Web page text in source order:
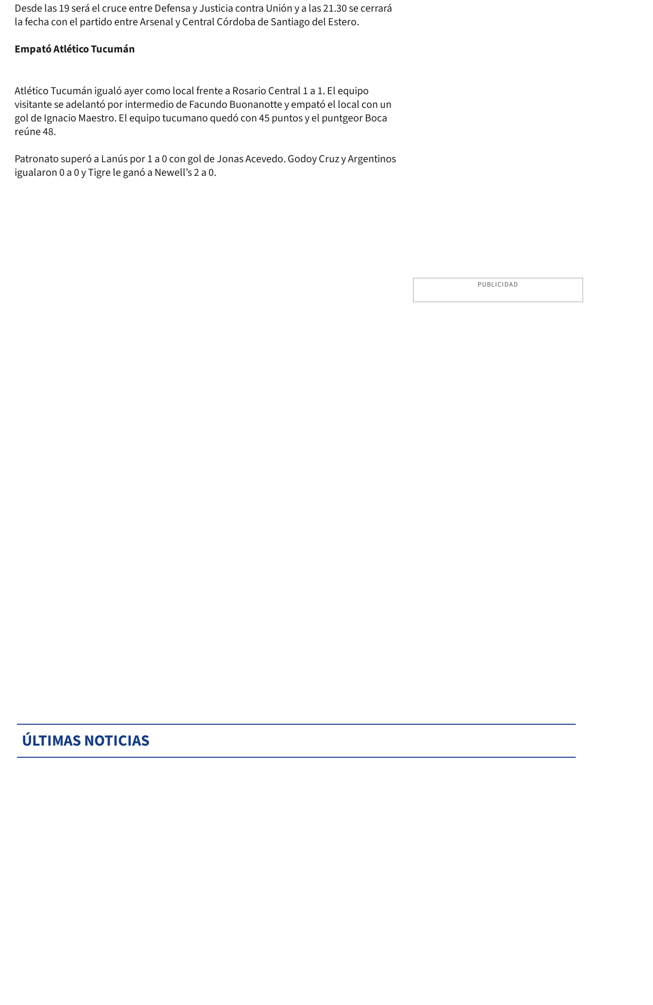
Desde las 19 será el cruce entre Defensa y Justicia contra Unión y a las 21.30 se cerrará
la fecha con el partido entre Arsenal y Central Córdoba de Santiago del Estero.
Empató Atlético Tucumán
Atlético Tucumán igualó ayer como local frente a Rosario Central 1 a 1. El equipo
visitante se adelantó por intermedio de Facundo Buonanotte y empató el local con un
gol de Ignacio Maestro. El equipo tucumano quedó con 45 puntos y el puntgeor Boca
reúne 48.
Patronato superó a Lanús por 1 a 0 con gol de Jonas Acevedo. Godoy Cruz y Argentinos
igualaron 0 a 0 y Tigre le ganó a Newell’s 2 a 0.
PUBLICIDAD
ÚLTIMAS NOTICIAS